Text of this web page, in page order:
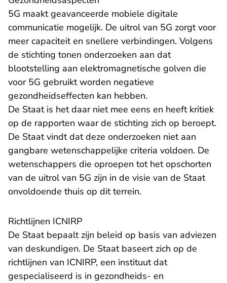
5G maakt geavanceerde mobiele digitale
communicatie mogelijk. De uitrol van 5G zorgt voor
meer capaciteit en snellere verbindingen. Volgens
de stichting tonen onderzoeken aan dat
blootstelling aan elektromagnetische golven die
voor 5G gebruikt worden negatieve
gezondheidseffecten kan hebben.
De Staat is het daar niet mee eens en heeft kritiek
op de rapporten waar de stichting zich op beroept.
De Staat vindt dat deze onderzoeken niet aan
gangbare wetenschappelijke criteria voldoen. De
wetenschappers die oproepen tot het opschorten
van de uitrol van 5G zijn in de visie van de Staat
onvoldoende thuis op dit terrein.
​Richtlijnen ICNIRP
De Staat bepaalt zijn beleid op basis van adviezen
van deskundigen. De Staat baseert zich op de
richtlijnen van ICNIRP, een instituut dat
gespecialiseerd is in gezondheids- en